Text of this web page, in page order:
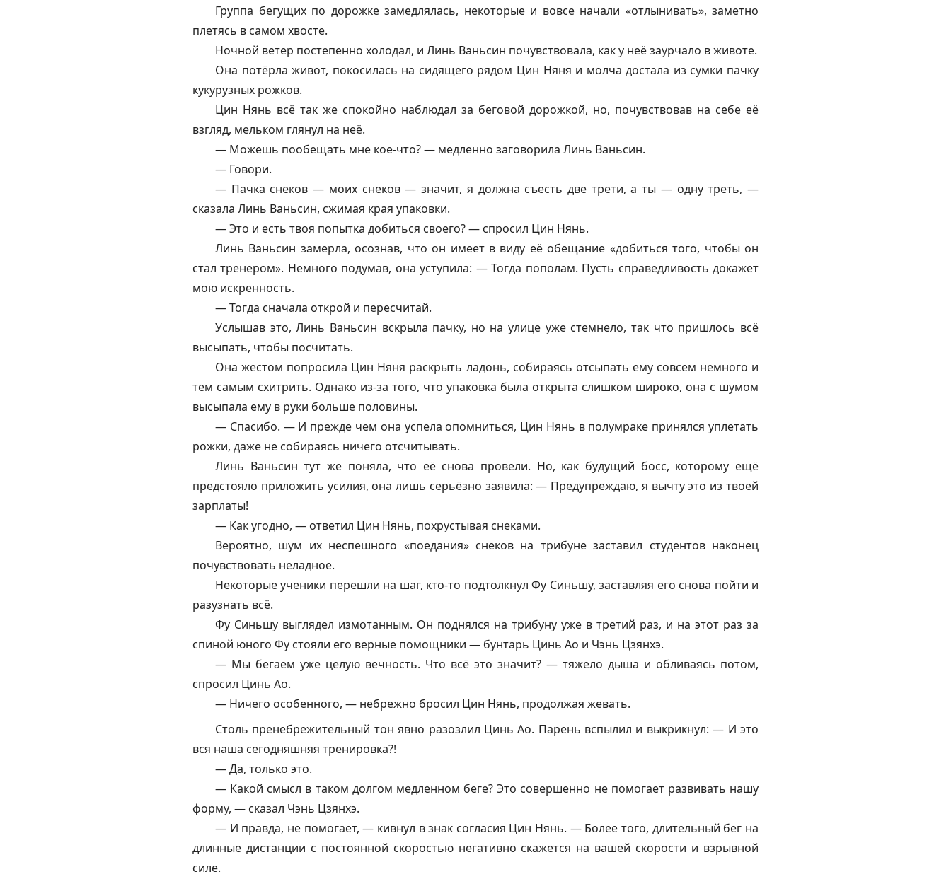
Группа бегущих по дорожке замедлялась, некоторые и вовсе начали «отлынивать», заметно
плетясь в самом хвосте.
Ночной ветер постепенно холодал, и Линь Ваньсин почувствовала, как у неё заурчало в животе.
Она потёрла живот, покосилась на сидящего рядом Цин Няня и молча достала из сумки пачку
кукурузных рожков.
Цин Нянь всё так же спокойно наблюдал за беговой дорожкой, но, почувствовав на себе её
взгляд, мельком глянул на неё.
— Можешь пообещать мне кое-что? — медленно заговорила Линь Ваньсин.
— Говори.
— Пачка снеков — моих снеков — значит, я должна съесть две трети, а ты — одну треть, —
сказала Линь Ваньсин, сжимая края упаковки.
— Это и есть твоя попытка добиться своего? — спросил Цин Нянь.
Линь Ваньсин замерла, осознав, что он имеет в виду её обещание «добиться того, чтобы он
стал тренером». Немного подумав, она уступила: — Тогда пополам. Пусть справедливость докажет
мою искренность.
— Тогда сначала открой и пересчитай.
Услышав это, Линь Ваньсин вскрыла пачку, но на улице уже стемнело, так что пришлось всё
высыпать, чтобы посчитать.
Она жестом попросила Цин Няня раскрыть ладонь, собираясь отсыпать ему совсем немного и
тем самым схитрить. Однако из-за того, что упаковка была открыта слишком широко, она с шумом
высыпала ему в руки больше половины.
— Спасибо. — И прежде чем она успела опомниться, Цин Нянь в полумраке принялся уплетать
рожки, даже не собираясь ничего отсчитывать.
Линь Ваньсин тут же поняла, что её снова провели. Но, как будущий босс, которому ещё
предстояло приложить усилия, она лишь серьёзно заявила: — Предупреждаю, я вычту это из твоей
зарплаты!
— Как угодно, — ответил Цин Нянь, похрустывая снеками.
Вероятно, шум их неспешного «поедания» снеков на трибуне заставил студентов наконец
почувствовать неладное.
Некоторые ученики перешли на шаг, кто-то подтолкнул Фу Синьшу, заставляя его снова пойти и
разузнать всё.
Фу Синьшу выглядел измотанным. Он поднялся на трибуну уже в третий раз, и на этот раз за
спиной юного Фу стояли его верные помощники — бунтарь Цинь Ао и Чэнь Цзянхэ.
— Мы бегаем уже целую вечность. Что всё это значит? — тяжело дыша и обливаясь потом,
спросил Цинь Ао.
— Ничего особенного, — небрежно бросил Цин Нянь, продолжая жевать.
Столь пренебрежительный тон явно разозлил Цинь Ао. Парень вспылил и выкрикнул: — И это
вся наша сегодняшняя тренировка?!
— Да, только это.
— Какой смысл в таком долгом медленном беге? Это совершенно не помогает развивать нашу
форму, — сказал Чэнь Цзянхэ.
— И правда, не помогает, — кивнул в знак согласия Цин Нянь. — Более того, длительный бег на
длинные дистанции с постоянной скоростью негативно скажется на вашей скорости и взрывной
силе.